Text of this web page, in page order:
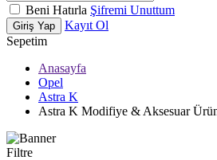
Beni Hatırla Şifremi Unuttum
Giriş Yap
Kayıt Ol
Sepetim
Anasayfa
Opel
Astra K
Astra K Modifiye & Aksesuar
Filtre